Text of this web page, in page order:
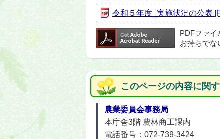
令和５年度_実施状況の公表
PDFファイ
お持ちでな
このページの内容に関
農業委員会事務局
本庁舎3階 農林商工課内
電話番号：072-739-3424